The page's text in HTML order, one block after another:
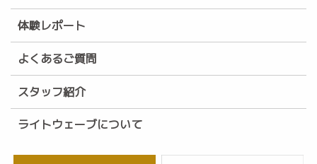
体験レポート
よくあるご質問
スタッフ紹介
ライトウェーブについて